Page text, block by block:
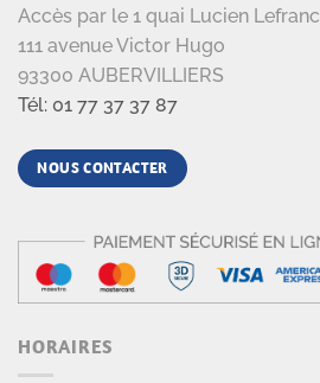
Accès par le 1 quai Lucien Lefranc
111 avenue Victor Hugo
93300 AUBERVILLIERS
Tél: 01 77 37 37 87
NOUS CONTACTER
HORAIRES